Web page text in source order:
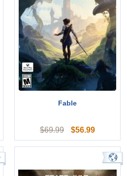
Fable
$69.99 $56.99